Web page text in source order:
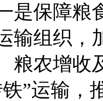
是保障粮
输组织，
粮农增收
”运输，